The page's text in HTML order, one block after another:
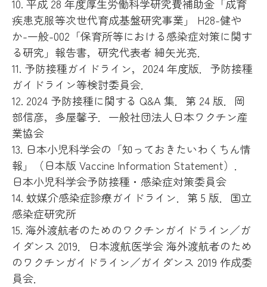
10. 平成 28 年度厚生労働科学研究費補助金「成育
疾患克服等次世代育成基盤研究事業」 H28-健や
か-一般-002「保育所等における感染症対策に関す
る研究」報告書，研究代表者 細矢光亮．
11. 予防接種ガイドライン，2024 年度版．予防接種
ガイドライン等検討委員会．
12. 2024 予防接種に関する Q&A 集．第 24 版．岡
部信彦，多屋馨子．一般社団法人日本ワクチン産
業協会
13. 日本小児科学会の「知っておきたいわくちん情
報」（日本版 Vaccine Information Statement）．
日本小児科学会予防接種・感染症対策委員会
14. 蚊媒介感染症診療ガイドライン．第 5 版．国立
感染症研究所
15. 海外渡航者のためのワクチンガイドライン／ガ
イダンス 2019．日本渡航医学会 海外渡航者のため
のワクチンガイドライン／ガイダンス 2019 作成委
員会．